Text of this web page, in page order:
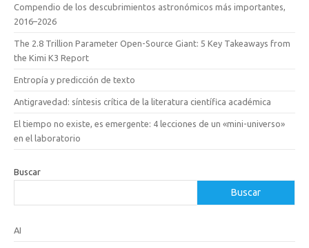
Compendio de los descubrimientos astronómicos más importantes,
2016–2026
The 2.8 Trillion Parameter Open-Source Giant: 5 Key Takeaways from
the Kimi K3 Report
Entropía y predicción de texto
Antigravedad: síntesis crítica de la literatura científica académica
El tiempo no existe, es emergente: 4 lecciones de un «mini-universo»
en el laboratorio
Buscar
Buscar
AI